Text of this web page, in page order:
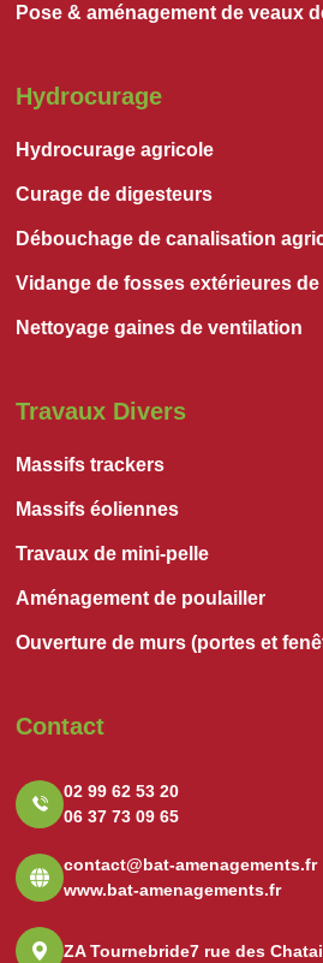
Pose & aménagement de veaux
Hydrocurage
Hydrocurage agricole
Curage de digesteurs
Débouchage de canalisation
Vidange de fosses extérieures
Nettoyage gaines de ventilation
Travaux Divers
Massifs trackers
Massifs éoliennes
Travaux de mini-pelle
Aménagement de poulailler
Ouverture de murs (portes et
Contact
02 99 62 53 20
06 37 73 09 65
contact@bat-amenagements.fr
www.bat-amenagements.fr
ZA Tournebride7 rue des